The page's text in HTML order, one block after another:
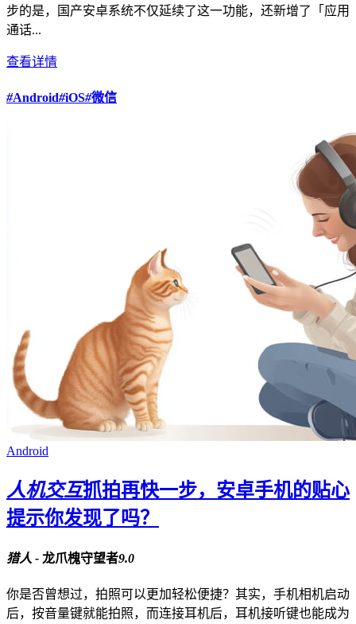
步的是，国产安卓系统不仅延续了这一功能，还新增了「应用
通话...
查看详情
#Android#iOS#微信
Android
人机交互抓拍再快一步，安卓手机的贴心
提示你发现了吗？
猎人 - 龙爪槐守望者9.0
你是否曾想过，拍照可以更加轻松便捷？其实，手机相机启动
后，按音量键就能拍照，而连接耳机后，耳机接听键也能成为